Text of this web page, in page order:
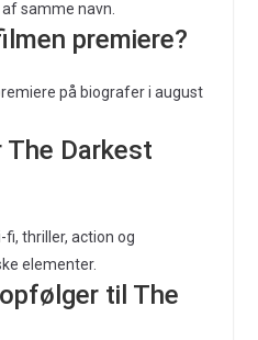
samme navn.
premiere?
på biografer i august
The Darkest
fi, thriller, action og
elementer.
til The